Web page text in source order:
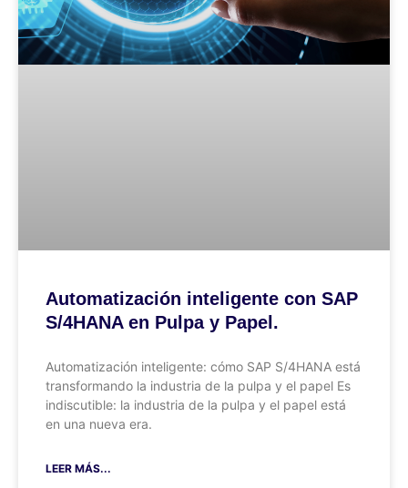
Automatización inteligente con SAP
S/4HANA en Pulpa y Papel.
Automatización inteligente: cómo SAP S/4HANA está
transformando la industria de la pulpa y el papel Es
indiscutible: la industria de la pulpa y el papel está
en una nueva era.
LEER MÁS...